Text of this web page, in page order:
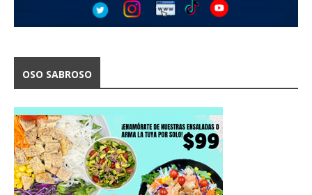
OSO SABROSO